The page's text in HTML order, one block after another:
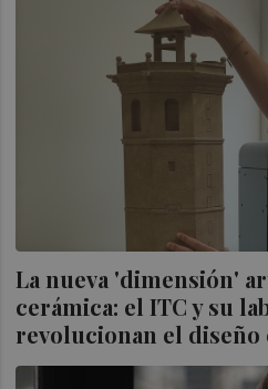
La nueva 'dimensión'
cerámica: el ITC y su
revolucionan el diseño